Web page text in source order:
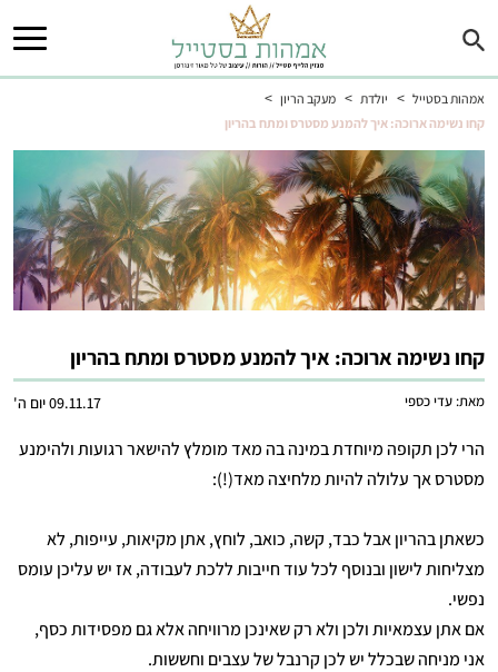
אמהות בסטייל > יולדת > מעקב הריון >
קחו נשימה ארוכה: איך להמנע מסטרס ומתח בהריון
קחו נשימה ארוכה: איך להמנע מסטרס ומתח בהריון
09.11.17 יום ה' מאת: עדי כספי
הרי לכן תקופה מיוחדת במינה בה מאד מומלץ להישאר רגועות ולהימנע
מסטרס אך עלולה להיות מלחיצה מאד(!):
כשאתן בהריון אבל כבד, קשה, כואב, לוחץ, אתן מקיאות, עייפות, לא
מצליחות לישון ובנוסף לכל עוד חייבות ללכת לעבודה, אז יש עליכן עומס
נפשי.
אם אתן עצמאיות ולכן ולא רק שאינכן מרוויחה אלא גם מפסידות כסף,
אני מניחה שבכלל יש לכן קרנבל של עצבים וחששות.